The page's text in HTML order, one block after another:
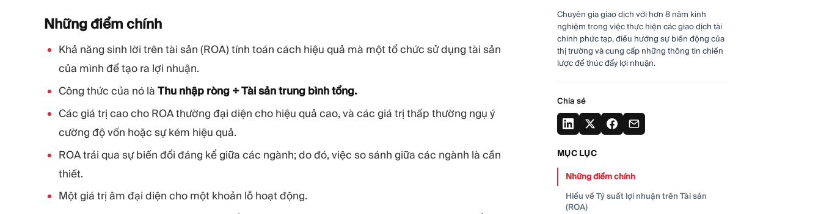
Những điểm chính
Khả năng sinh lời trên tài sản (ROA) tính toán cách hiệu quả mà một tổ chức sử dụng tài sản
của mình để tạo ra lợi nhuận.
Công thức của nó là Thu nhập ròng ÷ Tài sản trung bình tổng.
Các giá trị cao cho ROA thường đại diện cho hiệu quả cao, và các giá trị thấp thường ngụ ý
cường độ vốn hoặc sự kém hiệu quả.
ROA trải qua sự biến đổi đáng kể giữa các ngành; do đó, việc so sánh giữa các ngành là cần
thiết.
Một giá trị âm đại diện cho một khoản lỗ hoạt động.
Chuyên gia giao dịch với hơn 8 năm kinh
nghiệm trong việc thực hiện các giao dịch tài
chính phức tạp, điều hướng sự biến động của
thị trường và cung cấp những thông tin chiến
lược để thúc đẩy lợi nhuận.
Chia sẻ
MỤC LỤC
Những điểmchính
Hiểu về Tỷ suất lợi nhuận trên Tài sản
(ROA)